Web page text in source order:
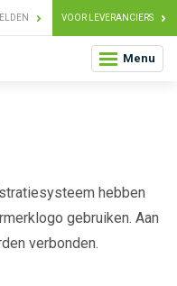
VOOR LEVERANCIERS
Menu
hebben
gebruiken. Aan
verbonden.